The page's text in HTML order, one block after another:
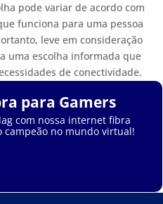
pode variar de acordo com
funciona para uma pessoa
leve em consideração
uma escolha informada que
de conectividade.
para Gamers
com nossa internet fibra
campeão no mundo virtual!